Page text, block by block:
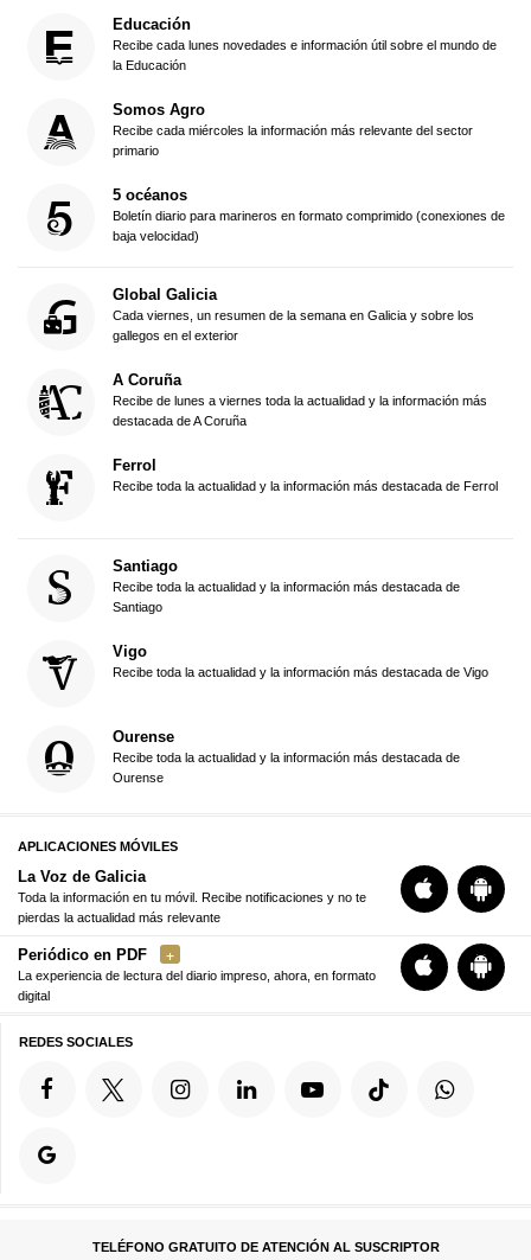
Educación
Recibe cada lunes novedades e información útil sobre el mundo de
la Educación
Somos Agro
Recibe cada miércoles la información más relevante del sector
primario
5 océanos
Boletín diario para marineros en formato comprimido (conexiones de
baja velocidad)
Global Galicia
Cada viernes, un resumen de la semana en Galicia y sobre los
gallegos en el exterior
A Coruña
Recibe de lunes a viernes toda la actualidad y la información más
destacada de A Coruña
Ferrol
Recibe toda la actualidad y la información más destacada de Ferrol
Santiago
Recibe toda la actualidad y la información más destacada de
Santiago
Vigo
Recibe toda la actualidad y la información más destacada de Vigo
Ourense
Recibe toda la actualidad y la información más destacada de
Ourense
APLICACIONES MÓVILES
La Voz de Galicia
Toda la información en tu móvil. Recibe notificaciones y no te
pierdas la actualidad más relevante
Periódico en PDF
La experiencia de lectura del diario impreso, ahora, en formato
digital
REDES SOCIALES
TELÉFONO GRATUITO DE ATENCIÓN AL SUSCRIPTOR